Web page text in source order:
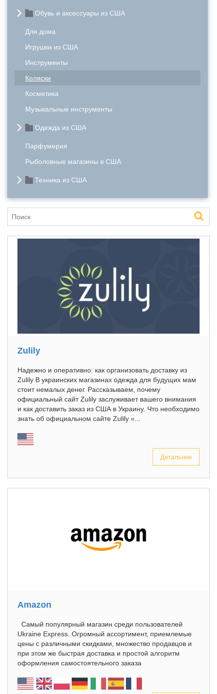
Обувь и аксессуары из США
Для дома
Игрушки из США
Инструменты
Коляски
Косметика
Музыкальные инструменты
Одежда из США
Парфумерия
Рыболовные магазины в США
Техника из США
Zulily
Надежно и оперативно: как организовать доставку из
Zulily В украинских магазинах одежда для будущих мам
стоит немалых денег. Рассказываем, почему
официальный сайт Zulily заслуживает вашего внимания
и как доставить заказ из США в Украину. Что необходимо
знать об официальном сайте Zulily «...
Детальнее
Amazon
Самый популярный магазин среди пользователей
Ukraine Express. Огромный ассортимент, приемлемые
цены с различными скидками, множество продавцов и
при этом же быстрая доставка и простой алгоритм
оформления самостоятельного заказа